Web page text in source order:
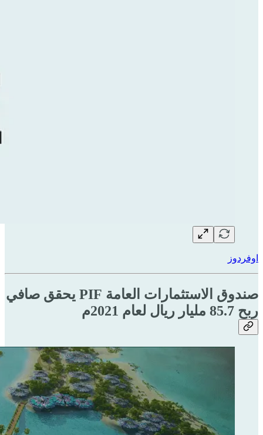
اوفردوز
صندوق الاستثمارات العامة PIF يحقق صافي
ربح 85.7 مليار ريال لعام 2021م